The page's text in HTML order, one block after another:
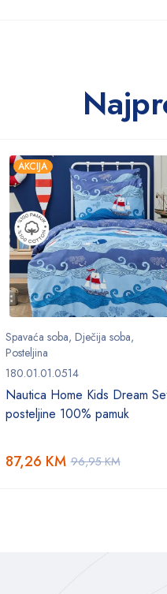
AKCIJA
Spavaća soba, Dječija soba,
Posteljina
180.01.01.0514
Nautica Home Kids Dream
posteljine 100% pamuk
96,95KM
87,26 KM